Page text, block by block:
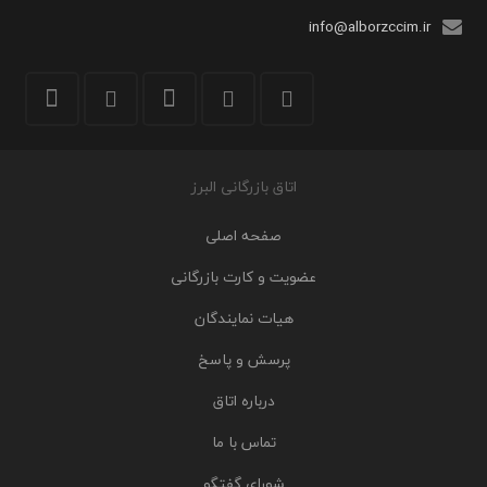
info@alborzccim.ir
اتاق بازرگانی البرز
صفحه اصلی
عضویت و کارت بازرگانی
هیات نمایندگان
پرسش و پاسخ
درباره اتاق
تماس با ما